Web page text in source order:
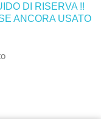
DI RISERVA !!
ANCORA USATO